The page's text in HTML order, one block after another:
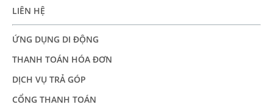
LIÊN HỆ
ỨNG DỤNG DI ĐỘNG
THANH TOÁN HÓA ĐƠN
DỊCH VỤ TRẢ GÓP
CỔNG THANH TOÁN